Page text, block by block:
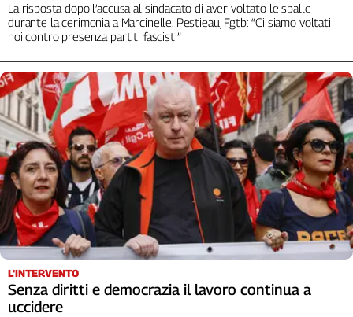
La risposta dopo l’accusa al sindacato di aver voltato le spalle
durante la cerimonia a Marcinelle. Pestieau, Fgtb: “Ci siamo voltati
noi contro presenza partiti fascisti”
L'INTERVENTO
Senza diritti e democrazia il lavoro continua a
uccidere